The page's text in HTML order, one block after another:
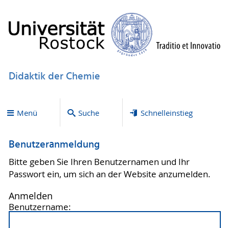
Didaktik der Chemie
Menü Suche Schnelleinstieg
Benutzeranmeldung
Bitte geben Sie Ihren Benutzernamen und Ihr
Passwort ein, um sich an der Website anzumelden.
Anmelden
Benutzername: